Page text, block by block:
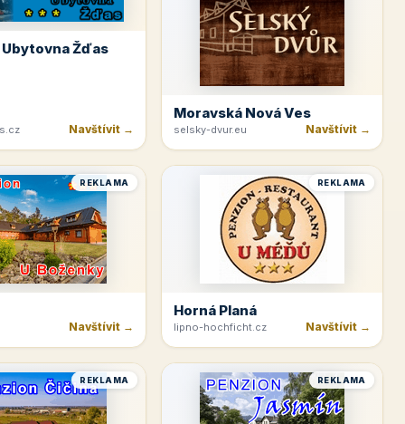
Žďas
Navštívit →
Moravská Nová Ves
selsky-dvur.eu Navštívit →
REKLAMA
Navštívit →
REKLAMA
Horná Planá
lipno-hochficht.cz Navštívit →
REKLAMA REKLAMA